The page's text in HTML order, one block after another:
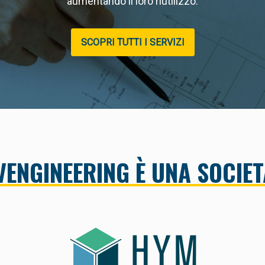
SCOPRI TUTTI I SERVIZI
È UNA